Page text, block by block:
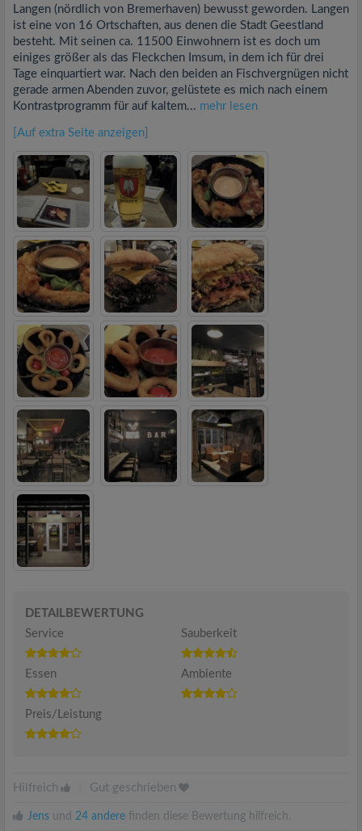
Langen (nördlich von Bremerhaven) bewusst geworden. Langen
ist eine von 16 Ortschaften, aus denen die Stadt Geestland
besteht. Mit seinen ca. 11500 Einwohnern ist es doch um
einiges größer als das Fleckchen Imsum, in dem ich für drei
Tage einquartiert war. Nach den beiden an Fischvergnügen nicht
gerade armen Abenden zuvor, gelüstete es mich nach einem
Kontrastprogramm für auf kaltem... mehr lesen
[Auf extra Seite anzeigen]
DETAILBEWERTUNG
Service
Sauberkeit
Essen Ambiente
Preis/Leistung
Hilfreich Gut geschrieben
Jens und 24 andere finden diese Bewertung hilfreich.